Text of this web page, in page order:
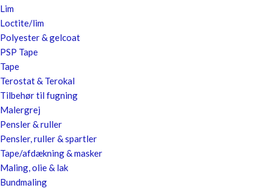
Lim
Loctite/lim
Polyester & gelcoat
PSP Tape
Tape
Terostat & Terokal
Tilbehør til fugning
Malergrej
Pensler & ruller
Pensler, ruller & spartler
Tape/afdækning & masker
Maling, olie & lak
Bundmaling